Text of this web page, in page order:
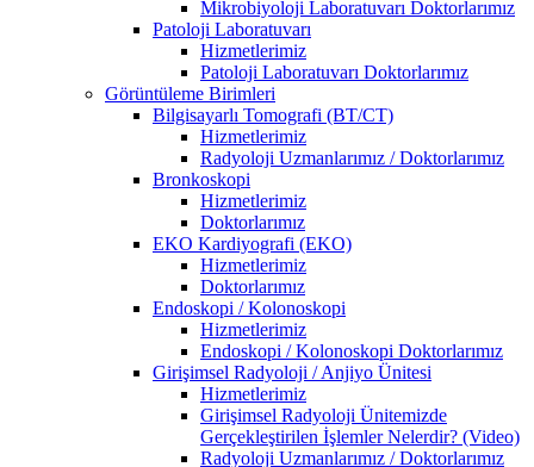
Mikrobiyoloji Laboratuvarı Doktorlarımız
Patoloji Laboratuvarı
Hizmetlerimiz
Patoloji Laboratuvarı Doktorlarımız
Görüntüleme Birimleri
Bilgisayarlı Tomografi (BT/CT)
Hizmetlerimiz
Radyoloji Uzmanlarımız / Doktorlarımız
Bronkoskopi
Hizmetlerimiz
Doktorlarımız
EKO Kardiyografi (EKO)
Hizmetlerimiz
Doktorlarımız
Endoskopi / Kolonoskopi
Hizmetlerimiz
Endoskopi / Kolonoskopi Doktorlarımız
Girişimsel Radyoloji / Anjiyo Ünitesi
Hizmetlerimiz
Girişimsel Radyoloji Ünitemizde
Gerçekleştirilen İşlemler Nelerdir? (Video)
Radyoloji Uzmanlarımız / Doktorlarımız